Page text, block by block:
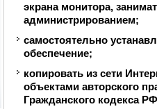
экрана монитора,
администрированием;
самостоятельно
обеспечение;
копировать из сети
объектами авторского
Гражданского кодекса